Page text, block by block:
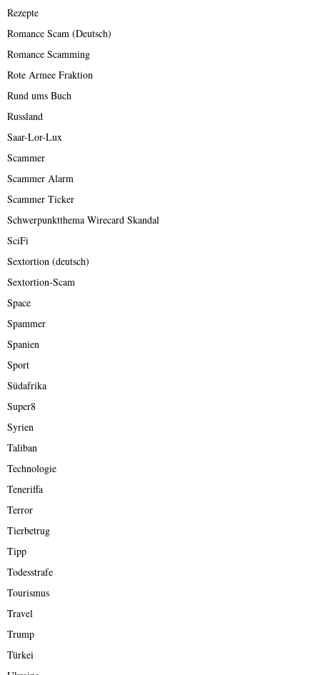
Rezepte
Romance Scam (Deutsch)
Romance Scamming
Rote Armee Fraktion
Rund ums Buch
Russland
Saar-Lor-Lux
Scammer
Scammer Alarm
Scammer Ticker
Schwerpunktthema Wirecard Skandal
SciFi
Sextortion (deutsch)
Sextortion-Scam
Space
Spammer
Spanien
Sport
Südafrika
Super8
Syrien
Taliban
Technologie
Teneriffa
Terror
Tierbetrug
Tipp
Todesstrafe
Tourismus
Travel
Trump
Türkei